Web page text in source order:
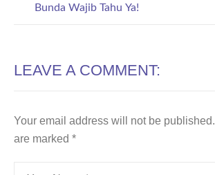
Bunda Wajib Tahu Ya!
LEAVE A COMMENT:
Your email address will not be published.
are marked *